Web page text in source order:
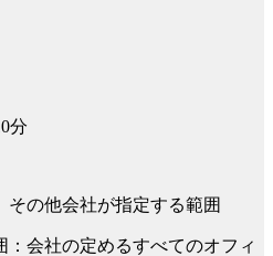
分
その他会社が指定する範囲
：会社の定めるすべてのオフィ